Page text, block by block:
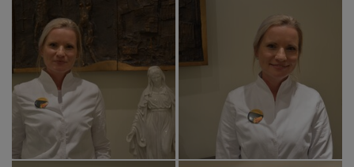
Kommunionspende Die Freude ist Ines anzusehen!